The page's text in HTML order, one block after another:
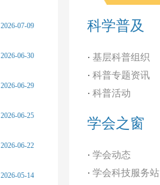
2026-07-09
2026-06-30
2026-06-29
2026-06-25
2026-06-22
2026-05-14
科学普及
· 基层科普组织
· 科普专题资讯
· 科普活动
学会之窗
· 学会动态
· 学会科技服务站